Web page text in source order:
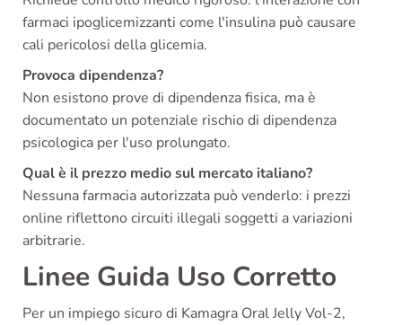
farmaci ipoglicemizzanti come l'insulina può causare
cali pericolosi della glicemia.
Provoca dipendenza?
Non esistono prove di dipendenza fisica, ma è
documentato un potenziale rischio di dipendenza
psicologica per l'uso prolungato.
Qual è il prezzo medio sul mercato italiano?
Nessuna farmacia autorizzata può venderlo: i prezzi
online riflettono circuiti illegali soggetti a variazioni
arbitrarie.
Linee Guida Uso Corretto
Per un impiego sicuro di Kamagra Oral Jelly Vol-2,